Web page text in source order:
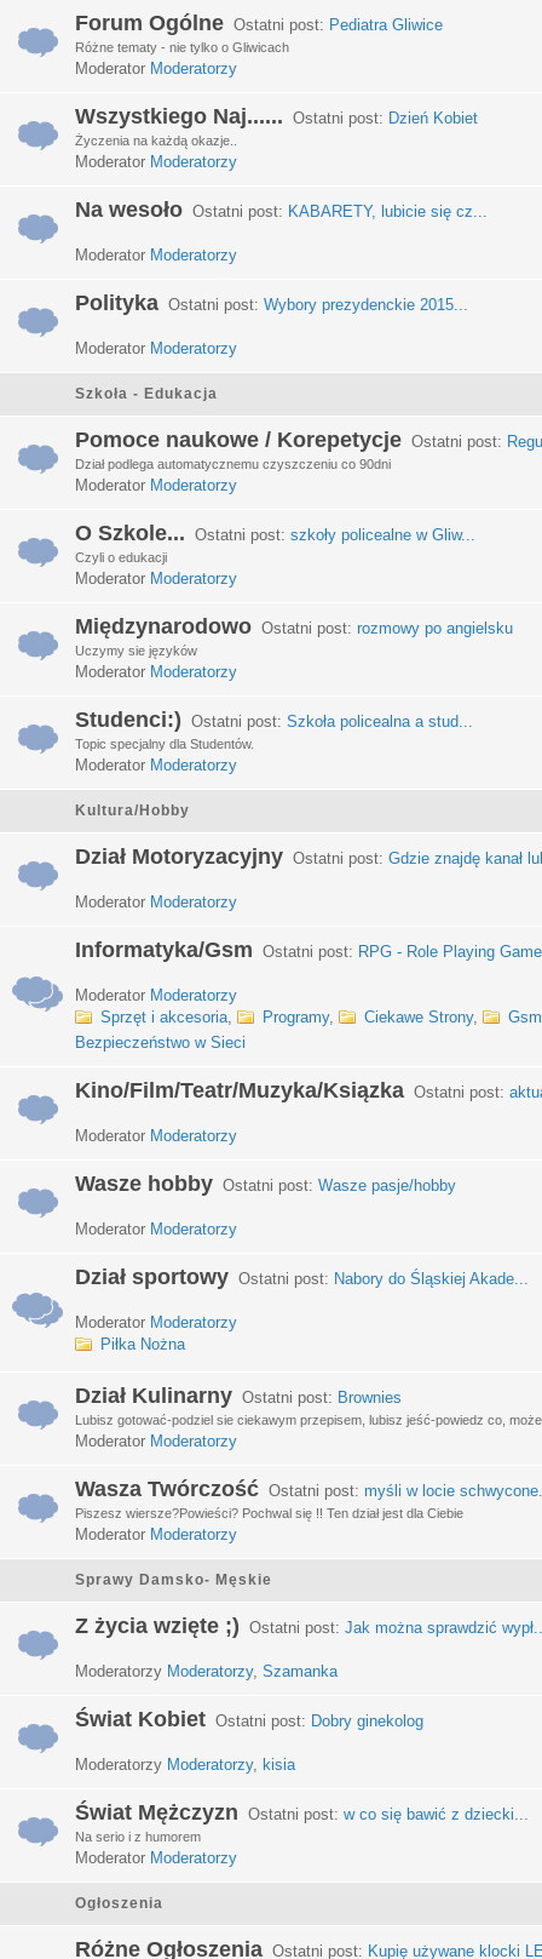
Forum Ogólne Ostatni post: Pediatra Gliwice
Różne tematy - nie tylko o Gliwicach
Moderator Moderatorzy
Wszystkiego Naj...... Ostatni post: Dzień Kobiet
Życzenia na każdą okazje..
Moderator Moderatorzy
Na wesoło Ostatni post: KABARETY, lubicie się cz...
Moderator Moderatorzy
Polityka Ostatni post: Wybory prezydenckie 2015...
Moderator Moderatorzy
Szkoła - Edukacja
Pomoce naukowe / Korepetycje Ostatni post:
Dział podlega automatycznemu czyszczeniu co 90dni
Moderator Moderatorzy
O Szkole... Ostatni post: szkoły policealne w Gliw...
Czyli o edukacji
Moderator Moderatorzy
Międzynarodowo Ostatni post: rozmowy po angielsku
Uczymy sie języków
Moderator Moderatorzy
Studenci:) Ostatni post: Szkoła policealna a stud...
Topic specjalny dla Studentów.
Moderator Moderatorzy
Kultura/Hobby
Dział Motoryzacyjny Ostatni post: Gdzie znajdę kanał
Moderator Moderatorzy
Informatyka/Gsm Ostatni post: RPG - Role Playing
Moderator Moderatorzy
Sprzęt i akcesoria, Programy, Ciekawe Strony,
Gsm
Bezpieczeństwo w Sieci
Kino/Film/Teatr/Muzyka/Ksiązka Ostatni post:
Moderator Moderatorzy
Wasze hobby Ostatni post: Wasze pasje/hobby
Moderator Moderatorzy
Dział sportowy Ostatni post: Nabory do Śląskiej Akade...
Moderator Moderatorzy
Piłka Nożna
Dział Kulinarny Ostatni post: Brownies
Lubisz gotować-podziel sie ciekawym przepisem, lubisz jeść-powiedz co,
Moderator Moderatorzy
Wasza Twórczość Ostatni post: myśli w locie
Piszesz wiersze?Powieści? Pochwal się !! Ten dział jest dla Ciebie
Moderator Moderatorzy
Sprawy Damsko- Męskie
Z życia wzięte ;) Ostatni post: Jak można sprawdzić
Moderatorzy Moderatorzy, Szamanka
Świat Kobiet Ostatni post: Dobry ginekolog
Moderatorzy Moderatorzy, kisia
Świat Mężczyzn Ostatni post: w co się bawić z dziecki...
Na serio i z humorem
Moderator Moderatorzy
Ogłoszenia
Różne Ogłoszenia Ostatni post: Kupię używane klocki